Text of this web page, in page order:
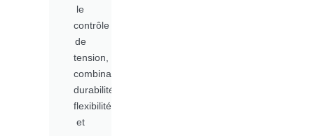
le
contrôle
de
tension,
combinant
durabilité,
flexibilité
et